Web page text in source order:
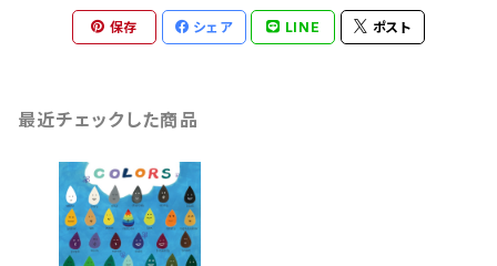
保存 シェア LINE ポスト
最近チェックした商品